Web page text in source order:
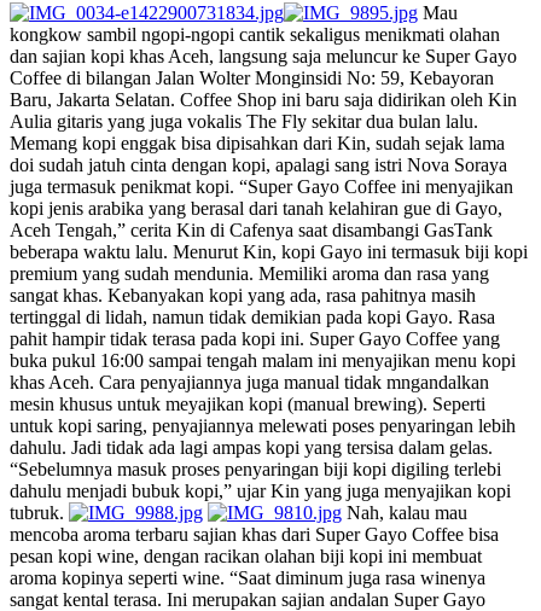
Mau
kongkow sambil ngopi-ngopi cantik sekaligus menikmati olahan
dan sajian kopi khas Aceh, langsung saja meluncur ke Super Gayo
Coffee di bilangan Jalan Wolter Monginsidi No: 59, Kebayoran
Baru, Jakarta Selatan. Coffee Shop ini baru saja didirikan oleh Kin
Aulia gitaris yang juga vokalis The Fly sekitar dua bulan lalu.
Memang kopi enggak bisa dipisahkan dari Kin, sudah sejak lama
doi sudah jatuh cinta dengan kopi, apalagi sang istri Nova Soraya
juga termasuk penikmat kopi. “Super Gayo Coffee ini menyajikan
kopi jenis arabika yang berasal dari tanah kelahiran gue di Gayo,
Aceh Tengah,” cerita Kin di Cafenya saat disambangi GasTank
beberapa waktu lalu. Menurut Kin, kopi Gayo ini termasuk biji kopi
premium yang sudah mendunia. Memiliki aroma dan rasa yang
sangat khas. Kebanyakan kopi yang ada, rasa pahitnya masih
tertinggal di lidah, namun tidak demikian pada kopi Gayo. Rasa
pahit hampir tidak terasa pada kopi ini. Super Gayo Coffee yang
buka pukul 16:00 sampai tengah malam ini menyajikan menu kopi
khas Aceh. Cara penyajiannya juga manual tidak mngandalkan
mesin khusus untuk meyajikan kopi (manual brewing). Seperti
untuk kopi saring, penyajiannya melewati poses penyaringan lebih
dahulu. Jadi tidak ada lagi ampas kopi yang tersisa dalam gelas.
“Sebelumnya masuk proses penyaringan biji kopi digiling terlebi
dahulu menjadi bubuk kopi,” ujar Kin yang juga menyajikan kopi
tubruk.
Nah, kalau mau
mencoba aroma terbaru sajian khas dari Super Gayo Coffee bisa
pesan kopi wine, dengan racikan olahan biji kopi ini membuat
aroma kopinya seperti wine. “Saat diminum juga rasa winenya
sangat kental terasa. Ini merupakan sajian andalan Super Gayo